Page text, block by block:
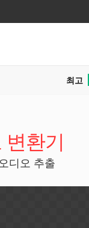
최고
변환기
디오 추출